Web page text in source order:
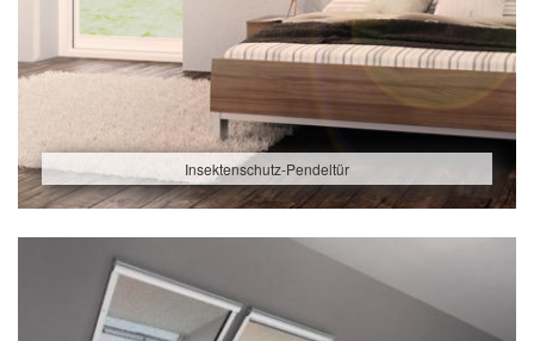
Insektenschutz-Pendeltür